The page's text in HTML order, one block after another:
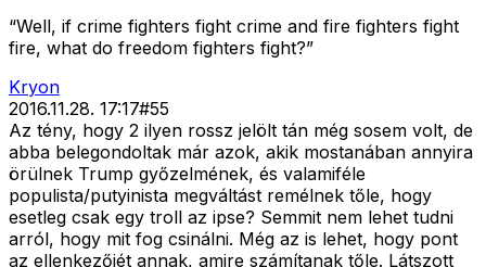
“Well, if crime fighters fight crime and fire fighters fight
fire, what do freedom fighters fight?”
Kryon
2016.11.28. 17:17#55
Az tény, hogy 2 ilyen rossz jelölt tán még sosem volt, de
abba belegondoltak már azok, akik mostanában annyira
örülnek Trump győzelmének, és valamiféle
populista/putyinista megváltást remélnek tőle, hogy
esetleg csak egy troll az ipse? Semmit nem lehet tudni
arról, hogy mit fog csinálni. Még az is lehet, hogy pont
az ellenkezőjét annak, amire számítanak tőle. Látszott